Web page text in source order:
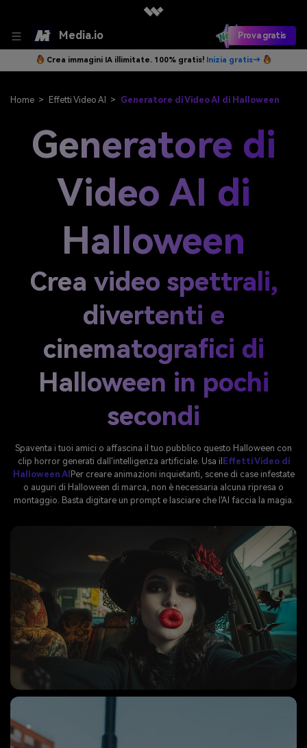
Media.io Prova gratis
Crea immagini IA illimitate. 100% gratis! Inizia gratis→
Home > Effetti Video AI > Generatore di Video AI di Halloween
Generatore di
Video AI di
Halloween
Crea video spettrali,
divertenti e
cinematografici di
Halloween in pochi
secondi
Spaventa i tuoi amici o affascina il tuo pubblico questo Halloween con
clip horror generati dall'intelligenza artificiale. Usa il Effetti Video di
Halloween AI Per creare animazioni inquietanti, scene di case infestate
o auguri di Halloween di marca, non è necessaria alcuna ripresa o
montaggio. Basta digitare un prompt e lasciare che l'AI faccia la magia.